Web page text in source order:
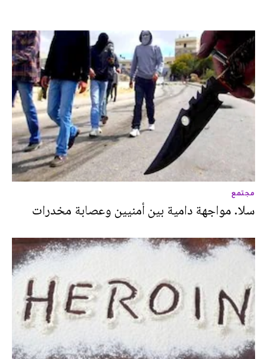
مجتمع
سلا. مواجهة دامية بين أمنيين وعصابة مخدرات